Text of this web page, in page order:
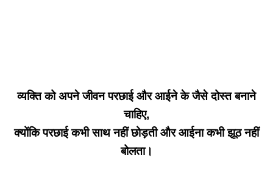
व्यक्ति को अपने जीवन परछाई और आईने के जैसे दोस्त बनाने
चाहिए,
क्योंकि परछाई कभी साथ नहीं छोड़ती और आईना कभी झूठ नहीं
बोलता।